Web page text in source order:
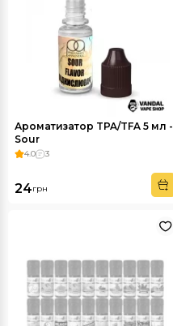
Ароматизатор TPA/TFA 5 мл -
Sour
4.0 3
24грн